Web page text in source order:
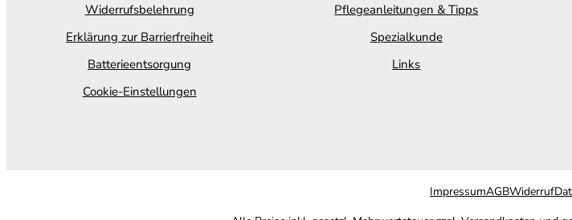
Widerrufsbelehrung
Erklärung zur Barrierfreiheit
Batterieentsorgung
Cookie-Einstellungen
Pflegeanleitungen & Tipps
Spezialkunde
Links
ImpressumAGBWiderruf